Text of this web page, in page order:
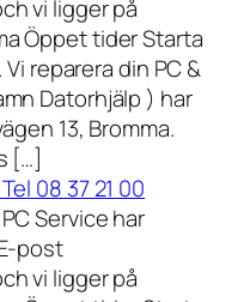
vi ligger på
Öppet tider Starta
reparera din PC &
Datorhjälp ) har
13, Bromma.
[…]
08 37 21 00
Service har
post
vi ligger på